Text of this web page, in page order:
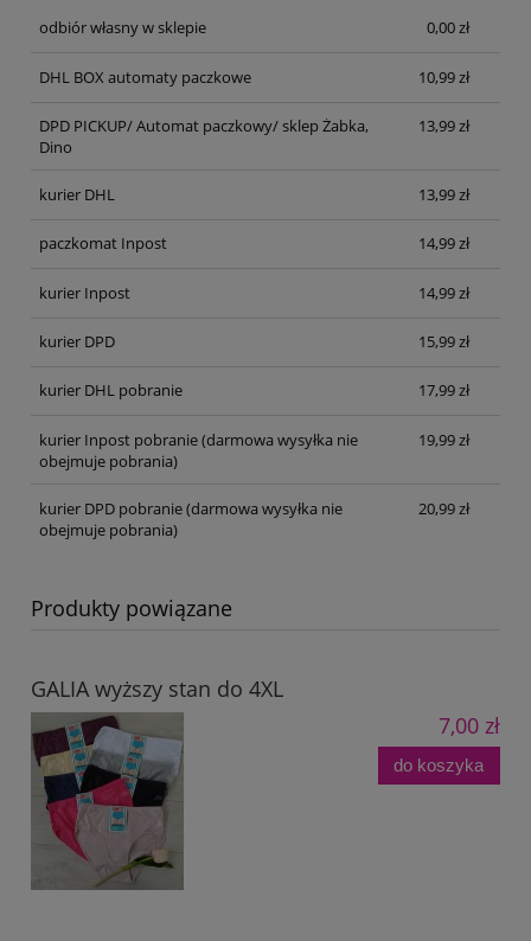
odbiór własny w sklepie
0,00 zł
DHL BOX automaty paczkowe 10,99 zł
DPD PICKUP/ Automat paczkowy/ sklep Żabka,
Dino
13,99 zł
kurier DHL 13,99 zł
paczkomat Inpost 14,99 zł
kurier Inpost 14,99 zł
kurier DPD 15,99 zł
kurier DHL pobranie 17,99 zł
kurier Inpost pobranie(darmowa wysyłka nie
obejmuje pobrania)
19,99 zł
kurier DPD pobranie(darmowa wysyłka nie
obejmuje pobrania)
20,99 zł
Produkty powiązane
GALIA wyższy stan do 4XL
7,00 zł
do koszyka